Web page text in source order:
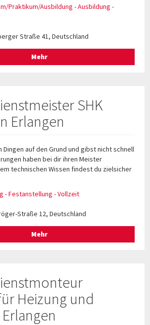
Praktikum/Ausbildung - Ausbildung -
Straße 41, Deutschland
Mehr
SHK
Erlangen
Dingen auf den Grund und gibst nicht schnell
haben bei dir ihren Meister
technischen Wissen findest du zielsicher
- Festanstellung - Vollzeit
Straße 12, Deutschland
Mehr
Heizung und